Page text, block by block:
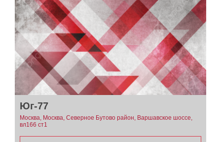
Юг-77
Москва, Москва, Северное Бутово район, Варшавское шоссе,
вл166 ст1